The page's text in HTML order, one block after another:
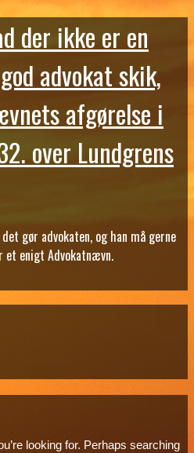
der ikke er en
advokat skik,
afgørelse i
over Lundgrens
gør advokaten, og han må gerne
et enigt Advokatnævn.
looking for. Perhaps searching